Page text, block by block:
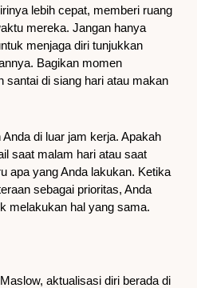
lebih cepat, memberi ruang
mereka. Jangan hanya
menjaga diri tunjukkan
Bagikan momen
santai di siang hari atau makan
di luar jam kerja. Apakah
saat malam hari atau saat
apa yang Anda lakukan. Ketika
sebagai prioritas, Anda
melakukan hal yang sama.
aktualisasi diri berada di